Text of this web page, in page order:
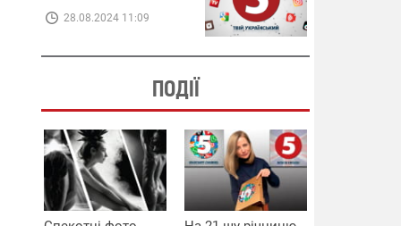
28.08.2024 11:09
ПОДІЇ